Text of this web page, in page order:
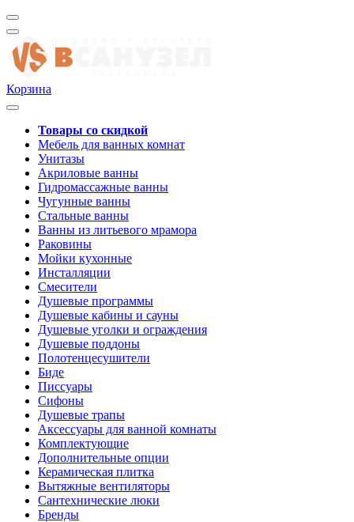
Корзина
Товары со скидкой
Мебель для ванных комнат
Унитазы
Акриловые ванны
Гидромассажные ванны
Чугунные ванны
Стальные ванны
Ванны из литьевого мрамора
Раковины
Мойки кухонные
Инсталляции
Смесители
Душевые программы
Душевые кабины и сауны
Душевые уголки и ограждения
Душевые поддоны
Полотенцесушители
Биде
Писсуары
Сифоны
Душевые трапы
Аксессуары для ванной комнаты
Комплектующие
Дополнительные опции
Керамическая плитка
Вытяжные вентиляторы
Сантехнические люки
Бренды